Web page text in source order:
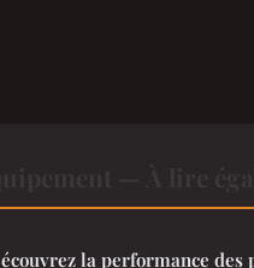
la performance des